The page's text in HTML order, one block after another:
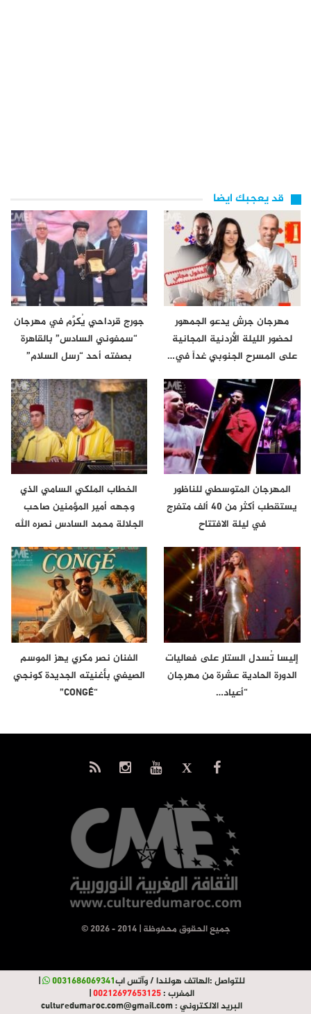
قد يعجبك ايضا
مهرجان جرش يدعو الجمهور
لحضور الليلة الأردنية المجانية
على المسرح الجنوبي غداً في…
جورج قرداحي يُكرَّم في مهرجان
“سمفوني السادس” بالقاهرة
بصفته أحد “رسل السلام”
المهرجان المتوسطي للناظور
يستقطب أكثر من 40 ألف متفرج
في ليلة الافتتاح
الخطاب الملكي السامي الذي
وجهه أمير المؤمنين صاحب
الجلالة محمد السادس نصره الله
إليسا تُسدل الستار على فعاليات
الدورة الحادية عشرة من مهرجان
“أعياد…
الفنان نصر مكري يهز الموسم
الصيفي بأغنيته الجديدة كونجي
“CONGÉ”
© جميع الحقوق محفوظة | 2014 - 2026
للتواصل :الهاتف هولندا / وآتس اب0031686069341
|
المغرب :00212697653125
|
البريد الالكتروني :culturedumaroc.com@gmail.com